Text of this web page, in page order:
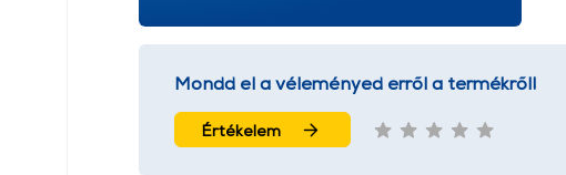
Mondd el a véleményed erről a termékről!
Értékelem